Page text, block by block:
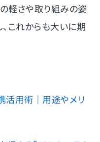
の軽さや取り組みの姿
これからも大いに期
活用術｜用途やメリ